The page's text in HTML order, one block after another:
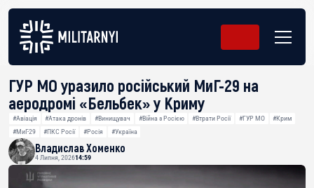
ГУР МО уразило російський МиГ-29 на
аеродромі «Бельбек» у Криму
#Авіація #Атака дронів #Винищувач #Війна з Росією #Втрати Росії #ГУР МО
#Крим
#МиГ-29
#ПКС Росії #Росія #Україна
Владислав Хоменко
4 Липня, 202614:59